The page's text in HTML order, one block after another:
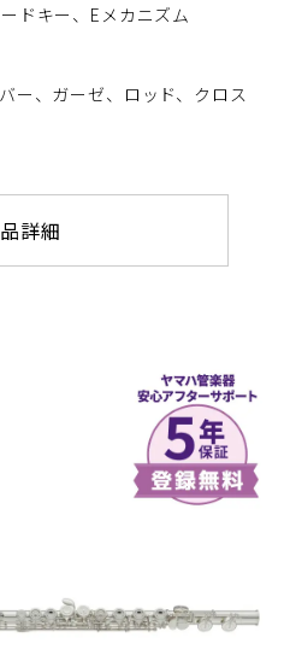
ドキー、Eメカニズム
ー、ガーゼ、ロッド、クロス
詳細